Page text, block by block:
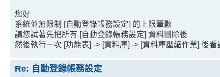
您好
系統並無限制 [自動登錄帳務設定] 的上限筆數
請您試著先把所有 [自動登錄帳務設定] 資料刪除後
然後執行一次 [功能表] -> [資料庫] -> [資料庫壓縮作業] 後看
Re: 自動登錄帳務設定